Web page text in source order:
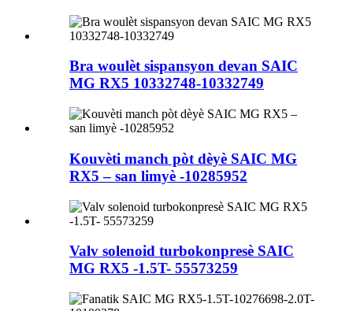
Bra woulèt sispansyon devan SAIC
MG RX5 10332748-10332749
Kouvèti manch pòt dèyè SAIC MG
RX5 – san limyè -10285952
Valv solenoid turbokonpresè SAIC
MG RX5 -1.5T- 55573259